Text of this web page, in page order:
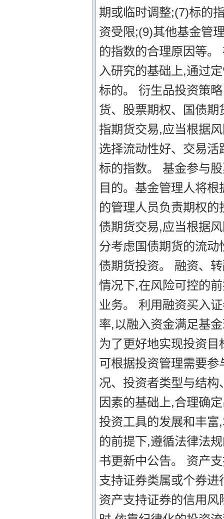
期或临时调整;(7)标的
资受限;(9)其他基金管
的指数的合理原因等
入研究的基础上,通过
标的。 衍生品投资策
货、股票期权、国债
指期货交易,应当根据
选择流动性好、交易
标的指数。 基金参与
目的。基金管理人将
的管理人员负责期权
债期货交易,应当根据
分考虑国债期货的流
债期货投资。 融资、
情况下,在风险可控的
业务。 利用融资买入
率,以融入资金满足基
为了更好地实现投资
可根据投资管理需要
况、投资者类型与结
因素的基础上,合理确
投资工具的发展和丰
的前提下,遵循法律法
书更新中公告。 资产
支持证券类属或个券
资产支持证券的信用